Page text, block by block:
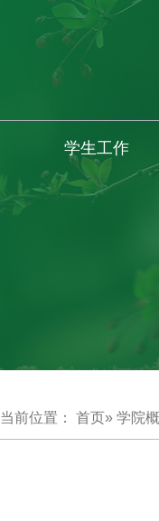
学生工作
当前位置： 首页» 学院